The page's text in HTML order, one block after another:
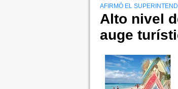
AFIRMÓ EL
Alto nivel
auge